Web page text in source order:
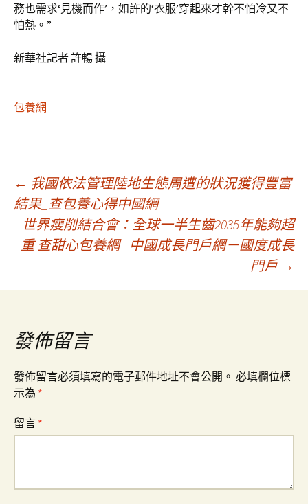
務也需求‘見機而作’，如許的‘衣服’穿起來才幹不怕冷又不
怕熱。”
新華社記者 許暢 攝
包養網
文
章
覽
← 我國依法管理陸地生態周遭的狀況獲得豐富
結果_查包養心得中國網
世界瘦削結合會：全球一半生齒2035年能夠超
重 查甜心包養網_ 中國成長門戶網－國度成長
門戶 →
發佈留言
發佈留言必須填寫的電子郵件地址不會公開。 必填欄位標
示為 *
留言 *